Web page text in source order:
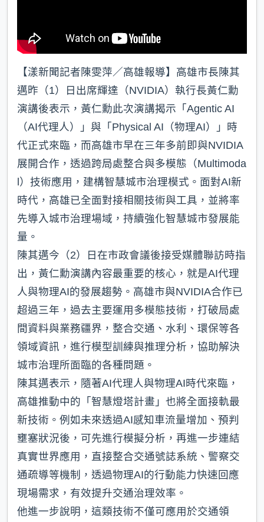
【漾新聞記者陳雯萍／高雄報導】高雄市長陳其
邁昨（1）日出席輝達（NVIDIA）執行長黃仁勳
演講後表示，黃仁勳此次演講揭示「Agentic AI
（AI代理人）」與「Physical AI（物理AI）」時
代正式來臨，而高雄市早在三年多前即與NVIDIA
展開合作，透過跨局處整合與多模態（Multimoda
l）技術應用，建構智慧城市治理模式。面對AI新
時代，高雄已全面對接相關技術與工具，並將率
先導入城市治理場域，持續強化智慧城市發展能
量。
陳其邁今（2）日在市政會議後接受媒體聯訪時指
出，黃仁勳演講內容最重要的核心，就是AI代理
人與物理AI的發展趨勢。高雄市與NVIDIA合作已
超過三年，過去主要運用多模態技術，打破局處
間資料與業務疆界，整合交通、水利、環保等各
領域資訊，進行模型訓練與推理分析，協助解決
城市治理所面臨的各種問題。
陳其邁表示，隨著AI代理人與物理AI時代來臨，
高雄推動中的「智慧燈塔計畫」也將全面接軌最
新技術。例如未來透過AI感知車流量增加、預判
壅塞狀況後，可先進行模擬分析，再進一步連結
真實世界應用，直接整合交通號誌系統、警察交
通疏導等機制，透過物理AI的行動能力快速回應
現場需求，有效提升交通治理效率。
他進一步說明，這類技術不僅可應用於交通領